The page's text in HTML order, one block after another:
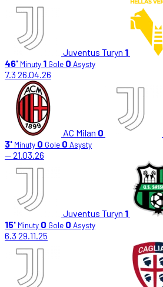
Juventus Turyn 1
46' Minuty 1 Gole 0 Asysty
7.3 26.04.26
AC Milan 0
3' Minuty 0 Gole 0 Asysty
—21.03.26
Juventus Turyn 1
15' Minuty 0 Gole 0 Asysty
6.3 29.11.25